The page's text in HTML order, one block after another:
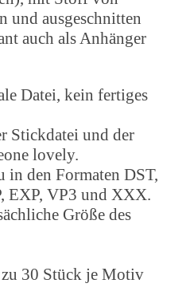
und ausgeschnitten
auch als Anhänger
Datei, kein fertiges
Stickdatei und der
lovely.
in den Formaten DST,
EXP, VP3 und XXX.
Größe des
30 Stück je Motiv